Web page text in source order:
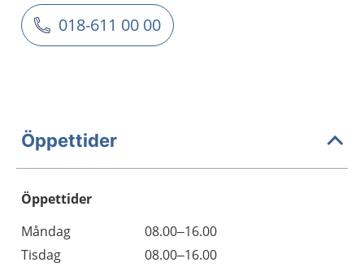
018-611 00 00
Öppettider
Öppettider
Dag
Öppettider
Kommentarer
Måndag
08.00–16.00
Tisdag
08.00–16.00